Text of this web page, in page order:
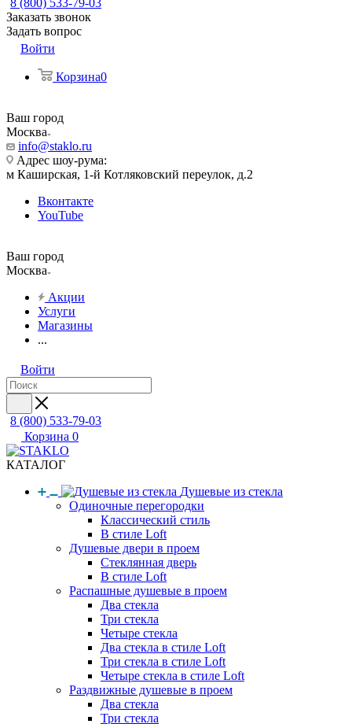
8 (800) 533-79-03
Заказать звонок
Задать вопрос
Войти
Корзина0
Ваш город
Москва
info@staklo.ru
Адрес шоу-рума:
м Каширская, 1-й Котляковский переулок, д.2
Вконтакте
YouTube
Ваш город
Москва
Акции
Услуги
Магазины
...
Войти
8 (800) 533-79-03
Корзина 0
КАТАЛОГ
Душевые из стекла
Одиночные перегородки
Классический стиль
В стиле Loft
Душевые двери в проем
Стеклянная дверь
В стиле Loft
Распашные душевые в проем
Два стекла
Три стекла
Четыре стекла
Два стекла в стиле Loft
Три стекла в стиле Loft
Четыре стекла в стиле Loft
Раздвижные душевые в проем
Два стекла
Три стекла